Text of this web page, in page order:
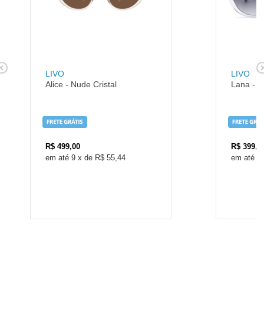
LIVO
Alice - Nude Cristal
R$ 499,00
9 x de R$ 55,44
LIVO
Lana -
R$